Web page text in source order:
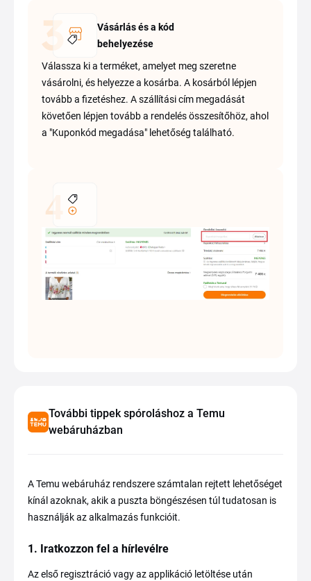
Vásárlás és a kód
behelyezése
Válassza ki a terméket, amelyet meg szeretne
vásárolni, és helyezze a kosárba. A kosárból lépjen
tovább a fizetéshez. A szállítási cím megadását
követően lépjen tovább a rendelés összesítőhöz, ahol
a "Kuponkód megadása" lehetőség található.
További tippek spóroláshoz a Temu
webáruházban
A Temu webáruház rendszere számtalan rejtett lehetőséget
kínál azoknak, akik a puszta böngészésen túl tudatosan is
használják az alkalmazás funkcióit.
1. Iratkozzon fel a hírlevélre
Az első regisztráció vagy az applikáció letöltése után